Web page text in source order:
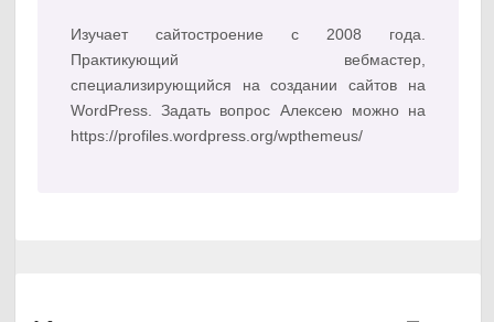
Изучает сайтостроение с 2008 года.
Практикующий вебмастер,
специализирующийся на создании сайтов на
WordPress. Задать вопрос Алексею можно на
https://profiles.wordpress.org/wpthemeus/